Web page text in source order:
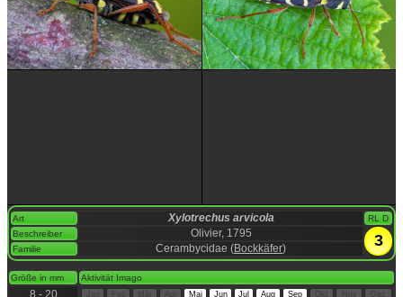
Art Xylotrechus arvicola
RL D
Beschreiber
Olivier, 1795 3
Familie Cerambycidae (Bockkäfer)
Größe in mm Aktivität Imago
8 - 20 Mai Jun Jul Aug Sep Dez